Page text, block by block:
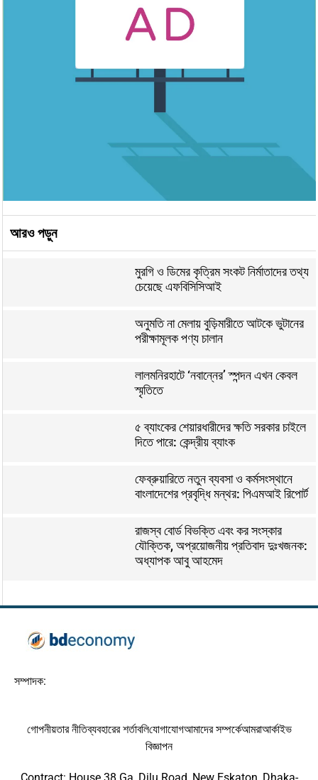
আরও পড়ুন
মুরগি ও ডিমের কৃত্রিম সংকট নির্মাতাদের তথ্য
চেয়েছে এফবিসিসিআই
অনুমতি না মেলায় বুড়িমারীতে আটকে ভুটানের
পরীক্ষামূলক পণ্য চালান
লালমনিরহাটে ‘নবান্নের’ স্পন্দন এখন কেবল
স্মৃতিতে
৫ ব্যাংকের শেয়ারধারীদের ক্ষতি সরকার চাইলে
দিতে পারে: কেন্দ্রীয় ব্যাংক
ফেব্রুয়ারিতে নতুন ব্যবসা ও কর্মসংস্থানে
বাংলাদেশের প্রবৃদ্ধি মন্থর: পিএমআই রিপোর্ট
রাজস্ব বোর্ড বিভক্তি এবং কর সংস্কার
যৌক্তিক, অপ্রয়োজনীয় প্রতিবাদ দুঃখজনক:
অধ্যাপক আবু আহমেদ
সম্পাদক:
গোপনীয়তার নীতিব্যবহারের শর্তাবলিযোগাযোগআমাদের সম্পর্কেআমরাআর্কাইভ
বিজ্ঞাপন